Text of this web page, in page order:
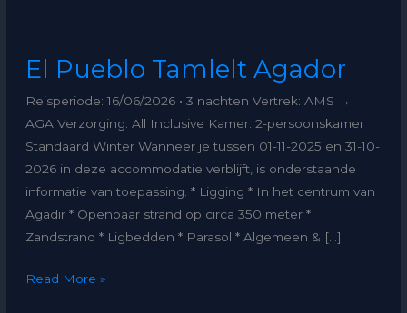
El Pueblo Tamlelt Agador
Reisperiode: 16/06/2026 • 3 nachten Vertrek: AMS →
AGA Verzorging: All Inclusive Kamer: 2-persoonskamer
Standaard Winter Wanneer je tussen 01-11-2025 en 31-10-
2026 in deze accommodatie verblijft, is onderstaande
informatie van toepassing. * Ligging * In het centrum van
Agadir * Openbaar strand op circa 350 meter *
Zandstrand * Ligbedden * Parasol * Algemeen & […]
Pueblo
Agador
Read More »